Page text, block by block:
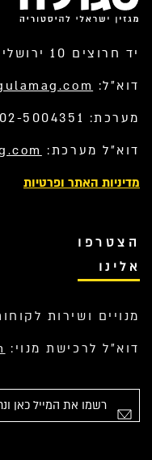
יד חרוצים 10 ירושלים 9342148
דוא”ל:
מערכת: 02-5004351
דוא”ל מערכת:
מדיניות האתר ופרטיות
הצטרפו
אלינו
מנויים ושירות לקוחות: 058-
דוא”ל לרכישת מנוי: